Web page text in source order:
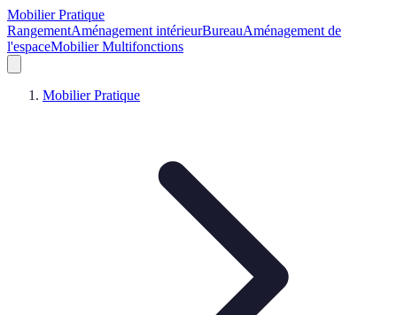
Mobilier Pratique
RangementAménagement intérieurBureauAménagement de
l'espaceMobilier Multifonctions
Mobilier Pratique